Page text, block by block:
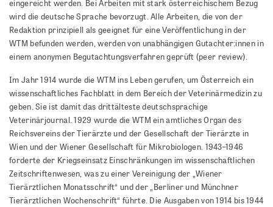
eingereicht werden. Bei Arbeiten mit stark österreichischem Bezug
wird die deutsche Sprache bevorzugt. Alle Arbeiten, die von der
Redaktion prinzipiell als geeignet für eine Veröffentlichung in der
WTM befunden werden, werden von unabhängigen Gutachter:innen in
einem anonymen Begutachtungsverfahren geprüft (peer review).
Im Jahr 1914 wurde die WTM ins Leben gerufen, um Österreich ein
wissenschaftliches Fachblatt in dem Bereich der Veterinärmedizin zu
geben. Sie ist damit das drittälteste deutschsprachige
Veterinärjournal. 1929 wurde die WTM ein amtliches Organ des
Reichsvereins der Tierärzte und der Gesellschaft der Tierärzte in
Wien und der Wiener Gesellschaft für Mikrobiologen. 1943–1946
forderte der Kriegseinsatz Einschränkungen im wissenschaftlichen
Zeitschriftenwesen, was zu einer Vereinigung der „Wiener
Tierärztlichen Monatsschrift“ und der „Berliner und Münchner
Tierärztlichen Wochenschrift“ führte. Die Ausgaben von 1914 bis 1944